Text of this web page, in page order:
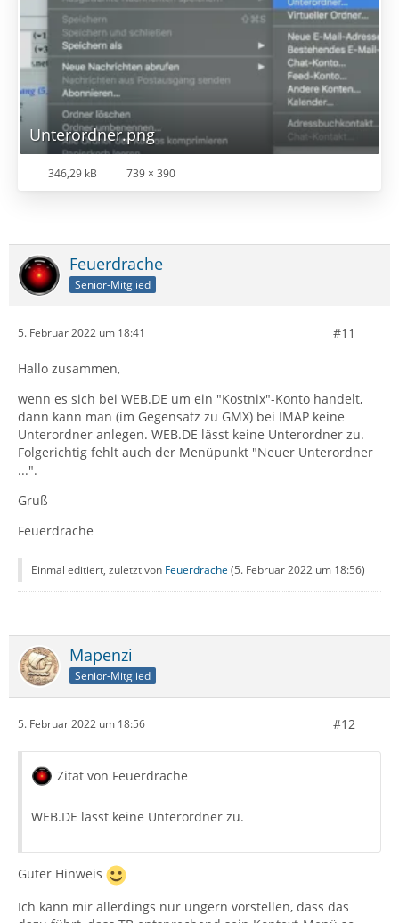
Unterordner.png
346,29 kB 739 × 390
Feuerdrache
Senior-Mitglied
5. Februar 2022 um 18:41 #11
Hallo zusammen,
wenn es sich bei WEB.DE um ein "Kostnix"-Konto handelt,
dann kann man (im Gegensatz zu GMX) bei IMAP keine
Unterordner anlegen. WEB.DE lässt keine Unterordner zu.
Folgerichtig fehlt auch der Menüpunkt "Neuer Unterordner
...".
Gruß
Feuerdrache
Einmal editiert, zuletzt von Feuerdrache (5. Februar 2022 um 18:56)
Mapenzi
Senior-Mitglied
5. Februar 2022 um 18:56 #12
Zitat von Feuerdrache
WEB.DE lässt keine Unterordner zu.
Guter Hinweis
Ich kann mir allerdings nur ungern vorstellen, dass das